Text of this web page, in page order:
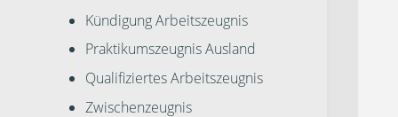
Kündigung Arbeitszeugnis
Praktikumszeugnis Ausland
Qualifiziertes Arbeitszeugnis
Zwischenzeugnis